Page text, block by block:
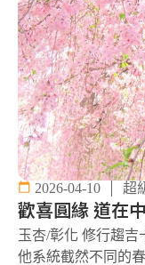
2026-04-10 超
歡喜圓緣 道在中
玉杏/彰化 修行趨
他系統截然不同的